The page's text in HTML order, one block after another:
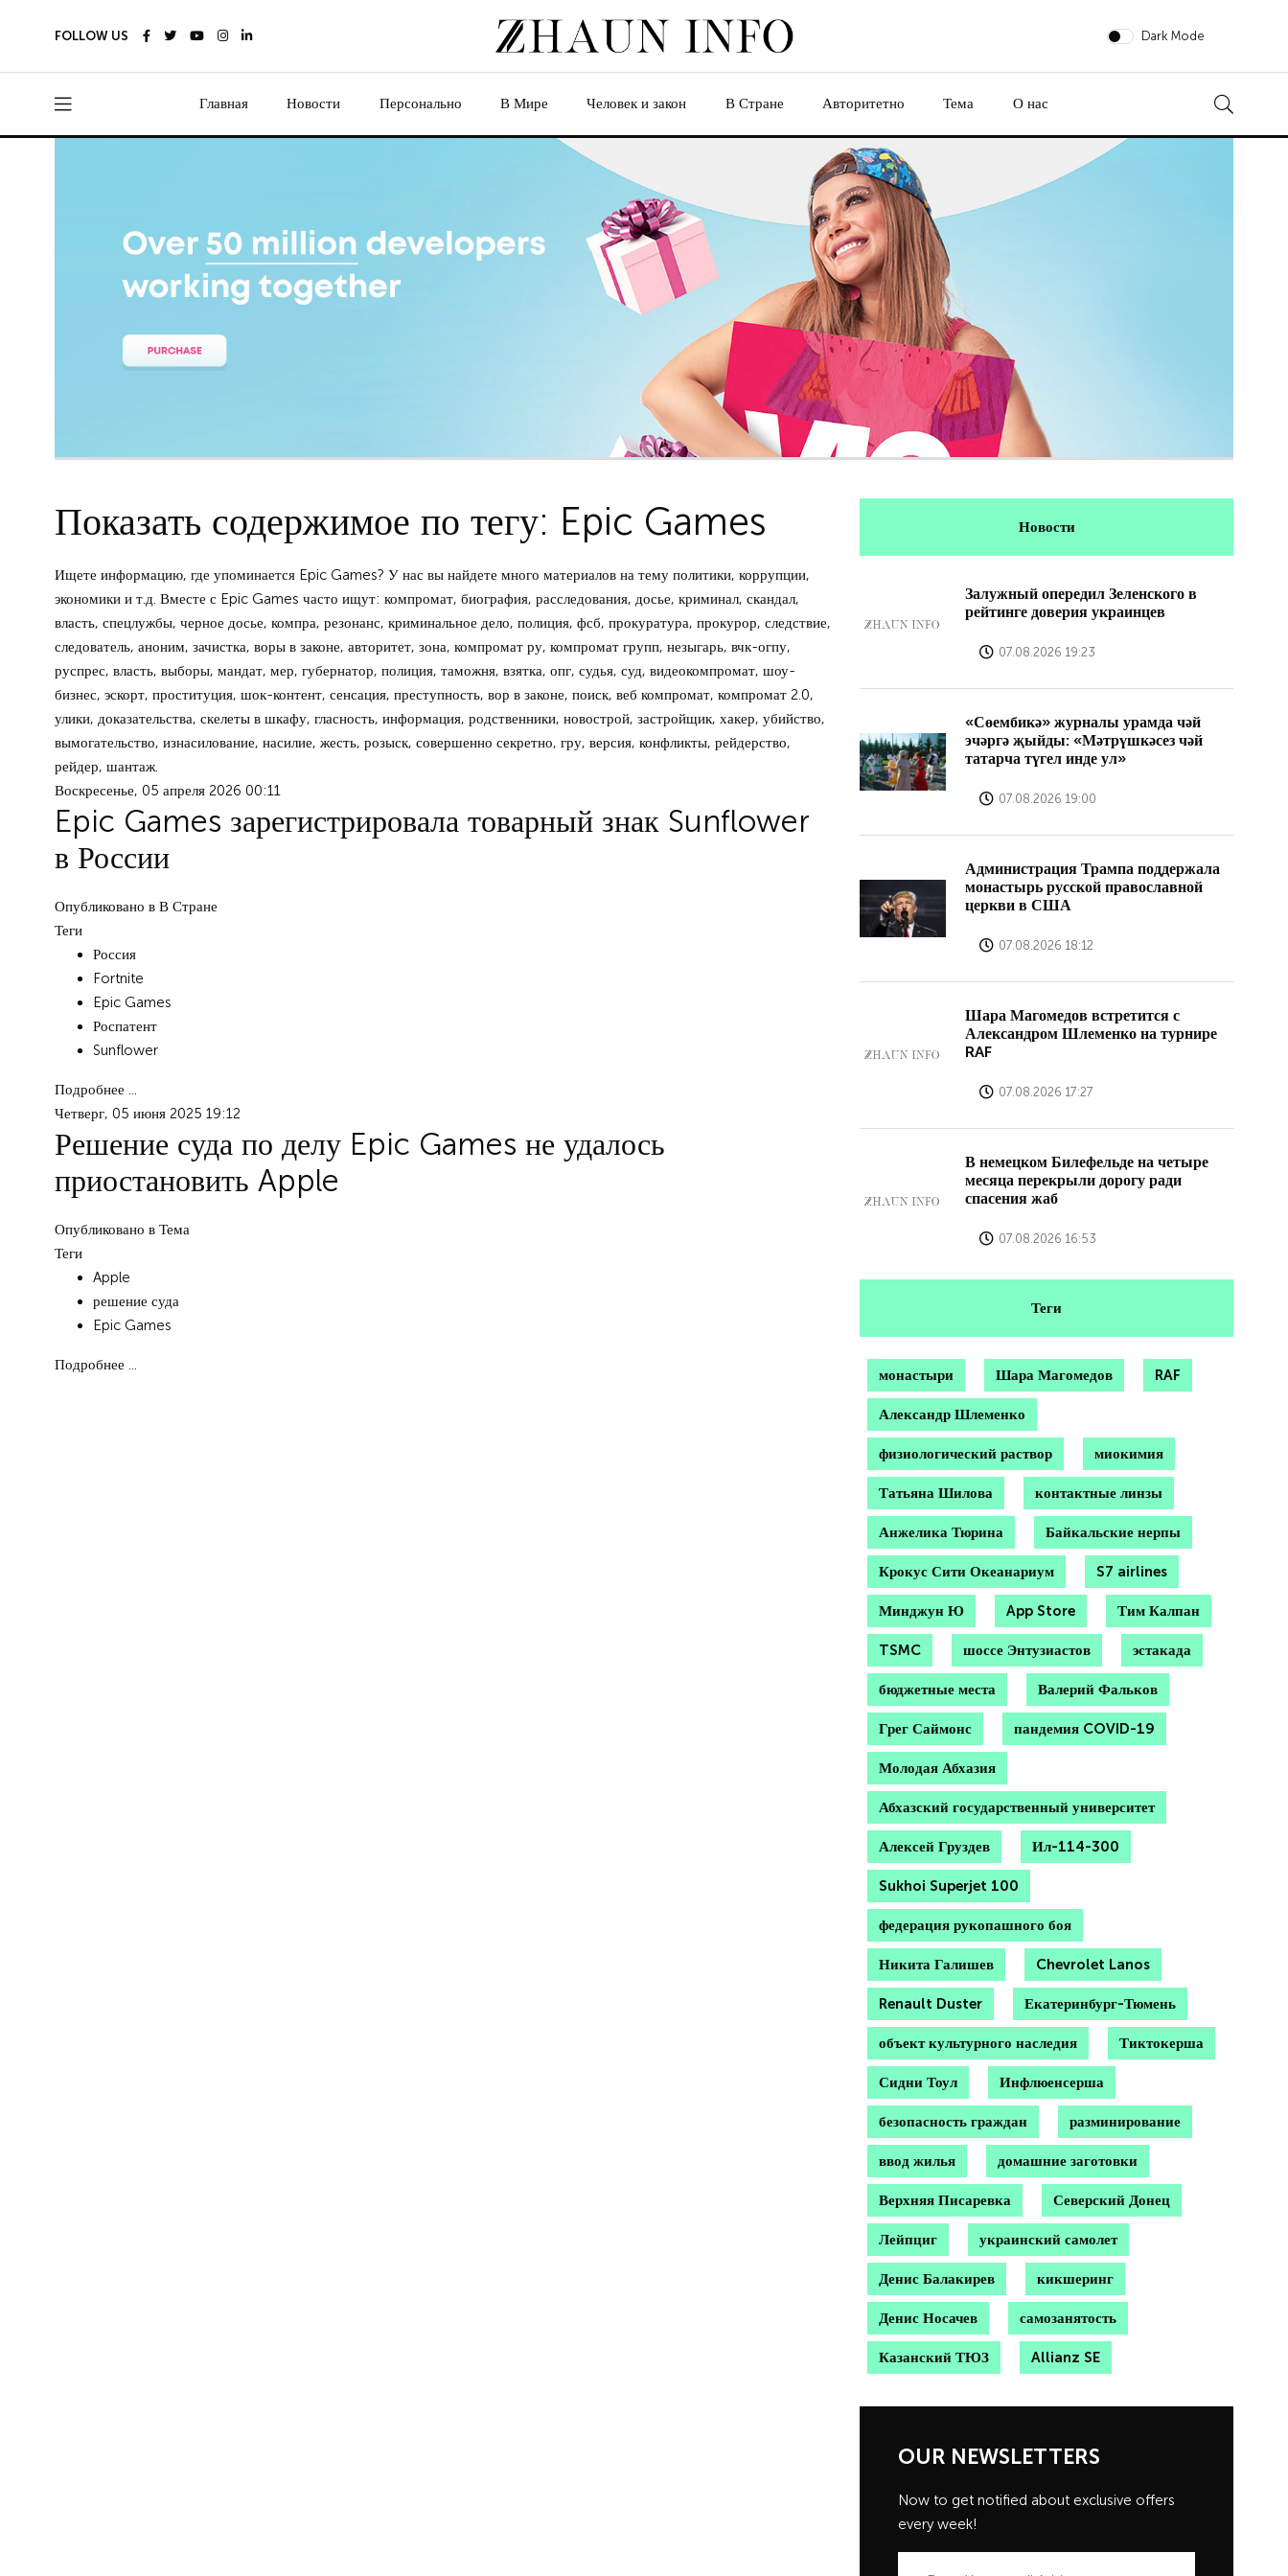
FOLLOW US Dark Mode
Главная Новости Персонально В Мире Человек и закон В Стране Авторитетно Тема О нас
Показать содержимое по тегу: Epic Games
Ищете информацию, где упоминается Epic Games? У нас вы найдете много материалов на тему политики, коррупции,
экономики и т.д. Вместе с Epic Games часто ищут: компромат, биография, расследования, досье, криминал, скандал,
власть, спецлужбы, черное досье, компра, резонанс, криминальное дело, полиция, фсб, прокуратура, прокурор, следствие,
следователь, аноним, зачистка, воры в законе, авторитет, зона, компромат ру, компромат групп, незыгарь, вчк-огпу,
руспрес, власть, выборы, мандат, мер, губернатор, полиция, таможня, взятка, опг, судья, суд, видеокомпромат, шоу-
бизнес, эскорт, проституция, шок-контент, сенсация, преступность, вор в законе, поиск, веб компромат, компромат 2.0,
улики, доказательства, скелеты в шкафу, гласность, информация, родственники, новострой, застройщик, хакер, убийство,
вымогательство, изнасилование, насилие, жесть, розыск, совершенно секретно, гру, версия, конфликты, рейдерство,
рейдер, шантаж.
Воскресенье, 05 апреля 2026 00:11
Epic Games зарегистрировала товарный знак Sunflower
в России
Опубликовано в В Стране
Теги
Россия
Fortnite
Epic Games
Роспатент
Sunflower
Подробнее ...
Четверг, 05 июня 2025 19:12
Решение суда по делу Epic Games не удалось
приостановить Apple
Опубликовано в Тема
Теги
Apple
решение суда
Epic Games
Подробнее ...
Новости
Залужный опередил Зеленского в
рейтинге доверия украинцев
07.08.2026 19:23
«Сөембикә» журналы урамда чәй
эчәргә җыйды: «Мәтрүшкәсез чәй
татарча түгел инде ул»
07.08.2026 19:00
Администрация Трампа поддержала
монастырь русской православной
церкви в США
07.08.2026 18:12
Шара Магомедов встретится с
Александром Шлеменко на турнире
RAF
07.08.2026 17:27
В немецком Билефельде на четыре
месяца перекрыли дорогу ради
спасения жаб
07.08.2026 16:53
Теги
монастыри Шара Магомедов RAF
Александр Шлеменко
физиологический раствор миокимия
Татьяна Шилова контактные линзы
Анжелика Тюрина Байкальские нерпы
Крокус Сити Океанариум S7 airlines
Минджун Ю App Store Тим Калпан
TSMC шоссе Энтузиастов эстакада
бюджетные места Валерий Фальков
Грег Саймонс пандемия COVID-19
Молодая Абхазия
Абхазский государственный университет
Алексей Груздев Ил-114-300
Sukhoi Superjet 100
федерация рукопашного боя
Никита Галишев Chevrolet Lanos
Renault Duster Екатеринбург-Тюмень
объект культурного наследия Тиктокерша
Сидни Тоул Инфлюенсерша
безопасность граждан разминирование
ввод жилья домашние заготовки
Верхняя Писаревка Северский Донец
Лейпциг украинский самолет
Денис Балакирев кикшеринг
Денис Носачев самозанятость
Казанский ТЮЗ Allianz SE
OUR NEWSLETTERS
Now to get notified about exclusive offers
every week!